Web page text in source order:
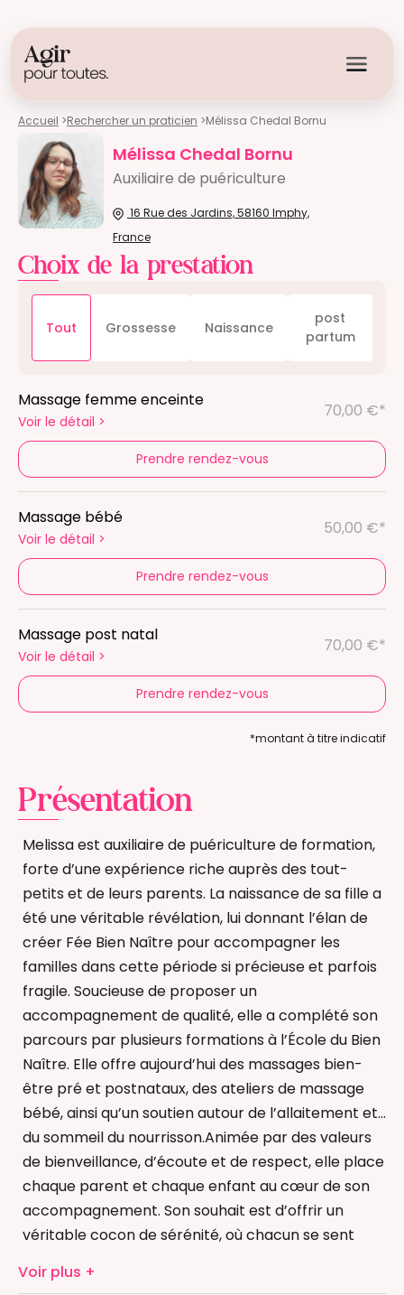
Accueil >Rechercher un praticien >Mélissa Chedal Bornu
Mélissa Chedal Bornu
Auxiliaire de puériculture
16 Rue des Jardins, 58160 Imphy,
France
Choix de la prestation
Tout Grossesse Naissance
post
partum
Massage femme enceinte
Voir le détail >
70,00 €*
Prendre rendez-vous
Massage bébé
Voir le détail >
50,00 €*
Prendre rendez-vous
Massage post natal
Voir le détail >
70,00 €*
Prendre rendez-vous
*montant à titre indicatif
Présentation
Melissa est auxiliaire de puériculture de formation,
forte d’une expérience riche auprès des tout-
petits et de leurs parents. La naissance de sa fille a
été une véritable révélation, lui donnant l’élan de
créer Fée Bien Naître pour accompagner les
familles dans cette période si précieuse et parfois
fragile. Soucieuse de proposer un
accompagnement de qualité, elle a complété son
parcours par plusieurs formations à l’École du Bien
Naître. Elle offre aujourd’hui des massages bien-
être pré et postnataux, des ateliers de massage
bébé, ainsi qu’un soutien autour de l’allaitement et
du sommeil du nourrisson.Animée par des valeurs
de bienveillance, d’écoute et de respect, elle place
chaque parent et chaque enfant au cœur de son
accompagnement. Son souhait est d’offrir un
véritable cocon de sérénité, où chacun se sent
la parentalité.
Massage femme enceinte
Auxiliaire de puériculture
Voir plus